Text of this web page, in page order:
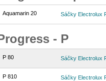
Aquamarin 20 Sáčky Electrolux
- P
P 80 Sáčky Electrolux
P 810 Sáčky Electrolux